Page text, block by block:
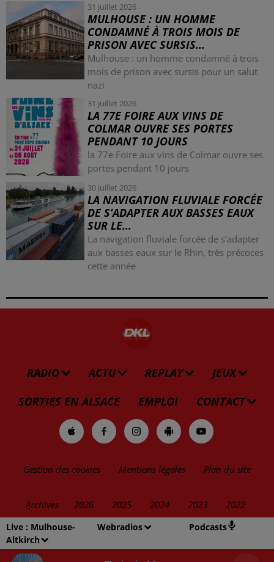
Live : Mulhouse-
Altkirch
Webradios Podcasts
31 juillet 2026
MULHOUSE : UN HOMME
CONDAMNÉ À TROIS MOIS DE
PRISON AVEC SURSIS...
Mulhouse : un homme condamné à trois
mois de prison avec sursis pour un salut
nazi
31 juillet 2026
LA 77E FOIRE AUX VINS DE
COLMAR OUVRE SES PORTES
PENDANT 10 JOURS
la 77e Foire aux vins de Colmar ouvre ses
portes pendant 10 jours
30 juillet 2026
LA NAVIGATION FLUVIALE FORCÉE
DE S’ADAPTER AUX BASSES EAUX
SUR LE...
La navigation fluviale forcée de s’adapter
aux basses eaux sur le Rhin, très précoces
cette année
RADIO ACTU REPLAY
JEUX
SORTIES EN ALSACE
EMPLOI CONTACT
Gestion des cookies Mentions légales Plan du site
Archives 2026 2025 2024 2023 2022